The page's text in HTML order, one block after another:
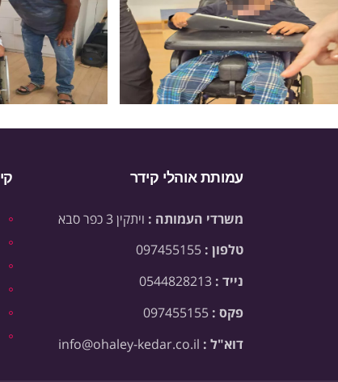
עמותת אוהלי קידר
משרדי העמותה : ויתקין 3 כפר סבא
טלפון : 097455155
נייד : 0544828213
פקס : 097455155
דוא"ל : info@ohaley-kedar.co.il